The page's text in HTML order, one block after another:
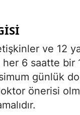
ve 12
6 saatte bir
günlük
önerisi